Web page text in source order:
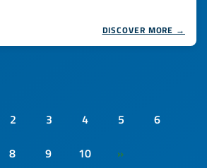
DISCOVER MORE →
2 3 4 5
6
8 9 10 »